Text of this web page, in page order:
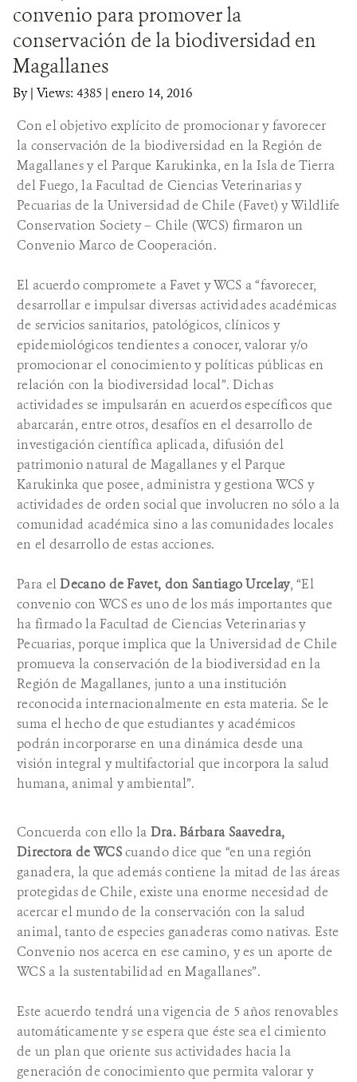
DONA
convenio para promover la
conservación de la biodiversidad en
Magallanes
By| Views: 4385 | enero 14, 2016
Con el objetivo explícito de promocionar y favorecer
la conservación de la biodiversidad en la Región de
Magallanes y el Parque Karukinka, en la Isla de Tierra
del Fuego, la Facultad de Ciencias Veterinarias y
Pecuarias de la Universidad de Chile (Favet) y Wildlife
Conservation Society – Chile (WCS) firmaron un
Convenio Marco de Cooperación.
El acuerdo compromete a Favet y WCS a “favorecer,
desarrollar e impulsar diversas actividades académicas
de servicios sanitarios, patológicos, clínicos y
epidemiológicos tendientes a conocer, valorar y/o
promocionar el conocimiento y políticas públicas en
relación con la biodiversidad local”. Dichas
actividades se impulsarán en acuerdos específicos que
abarcarán, entre otros, desafíos en el desarrollo de
investigación científica aplicada, difusión del
patrimonio natural de Magallanes y el Parque
Karukinka que posee, administra y gestiona WCS y
actividades de orden social que involucren no sólo a la
comunidad académica sino a las comunidades locales
en el desarrollo de estas acciones.
Para elDecano de Favet, don Santiago Urcelay, “El
convenio con WCS es uno de los más importantes que
ha firmado la Facultad de Ciencias Veterinarias y
Pecuarias, porque implica que la Universidad de Chile
promueva la conservación de la biodiversidad en la
Región de Magallanes, junto a una institución
reconocida internacionalmente en esta materia. Se le
suma el hecho de que estudiantes y académicos
podrán incorporarse en una dinámica desde una
visión integral y multifactorial que incorpora la salud
humana, animal y ambiental”.
Concuerda con ello la Dra. Bárbara Saavedra,
Directora de WCScuando dice que “en una región
ganadera, la que además contiene la mitad de las áreas
protegidas de Chile, existe una enorme necesidad de
acercar el mundo de la conservación con la salud
animal, tanto de especies ganaderas como nativas. Este
Convenio nos acerca en ese camino, y es un aporte de
WCS a la sustentabilidad en Magallanes”.
Este acuerdo tendrá una vigencia de 5 años renovables
automáticamente y se espera que éste sea el cimiento
de un plan que oriente sus actividades hacia la
generación de conocimiento que permita valorar y